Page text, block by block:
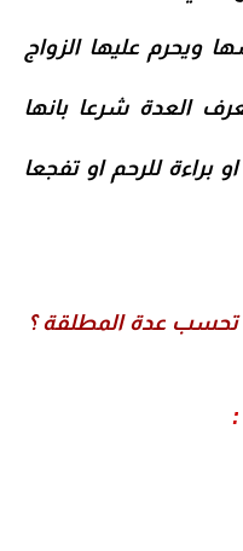
ويحرم عليها الزواج
العدة شرعا بانها
براءة للرحم او تفجعا
عدة المطلقة ؟
: